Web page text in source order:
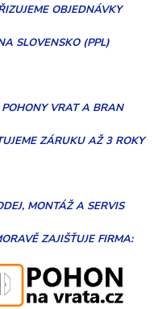
OBJEDNÁVKY
SLOVENSKO (PPL)
VRAT A BRAN
ZÁRUKU AŽ 3 ROKY
MONTÁŽA SERVIS
ZAJIŠŤUJE FIRMA: